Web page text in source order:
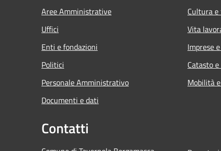
Aree Amministrative
Uffici
Enti e fondazioni
Politici
Personale Amministrativo
Documenti e dati
Cultura
Vita
Imprese
Catasto
Mobilità
Contatti